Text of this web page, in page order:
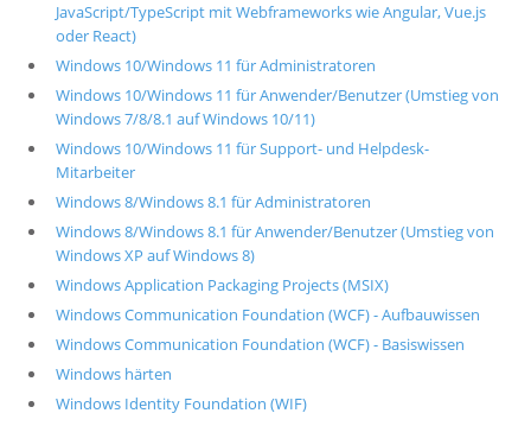
JavaScript/TypeScript mit Webframeworks wie Angular, Vue.js
oder React)
Windows 10/Windows 11 für Administratoren
Windows 10/Windows 11 für Anwender/Benutzer (Umstieg von
Windows 7/8/8.1 auf Windows 10/11)
Windows 10/Windows 11 für Support- und Helpdesk-
Mitarbeiter
Windows 8/Windows 8.1 für Administratoren
Windows 8/Windows 8.1 für Anwender/Benutzer (Umstieg von
Windows XP auf Windows 8)
Windows Application Packaging Projects (MSIX)
Windows Communication Foundation (WCF) - Aufbauwissen
Windows Communication Foundation (WCF) - Basiswissen
Windows härten
Windows Identity Foundation (WIF)